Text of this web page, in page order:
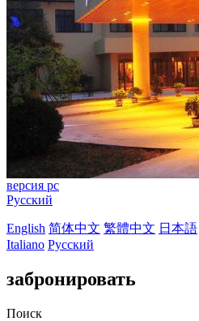
версия pc
Русский
English 简体中文 繁體中文 日本語
Italiano Русский
забронировать
Поиск